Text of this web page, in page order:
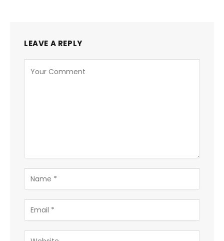
LEAVE A REPLY